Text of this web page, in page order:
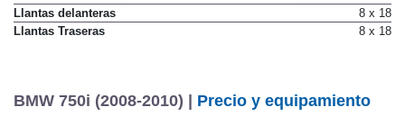
Neumáticos traseros
245/50 R18 100Y
Llantas delanteras
8 x 18
BMW 750i (2008-2010) | Precio y equipamiento